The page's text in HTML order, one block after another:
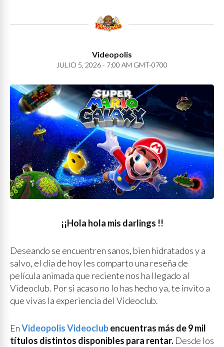
Videopolis
JULIO 5, 2026 - 7:00 AM GMT-0700
¡¡Hola hola mis darlings !!
Deseando se encuentren sanos, bien hidratados y a
salvo, el día de hoy les comparto una reseña de
película animada que reciente nos ha llegado al
Videoclub. Por si acaso no lo has hecho ya, te invito a
que vivas la experiencia del Videoclub.
EnVideopolis Videoclubencuentras más de 9 mil
títulos distintos disponibles para rentar. Desde los